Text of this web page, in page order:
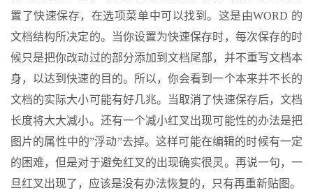
置了快速保存，在选项菜单中可以找到。这是由WORD 的
文档结构所决定的。当你设置为快速保存时，每次保存的时
候只是把你改动过的部分添加到文档尾部，并不重写文档本
身，以达到快速的目的。所以，你会看到一个本来并不长的
文档的实际大小可能有好几兆。当取消了快速保存后，文档
长度将大大减小。还有一个减小红叉出现可能性的办法是把
图片的属性中的”浮动”去掉。这样可能在编辑的时候有一定
的困难，但是对于避免红叉的出现确实很灵。再说一句，一
旦红叉出现了，应该是没有办法恢复的，只有再重新贴图。